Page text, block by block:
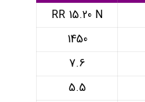
RR 15.20 N
1450
7.6
5.5